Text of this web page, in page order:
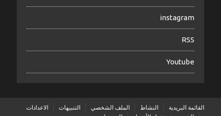
instagram
RSS
Youtube
القائمة البريدية النشاط الملف الشخصي التنبيهات
الاعدادات